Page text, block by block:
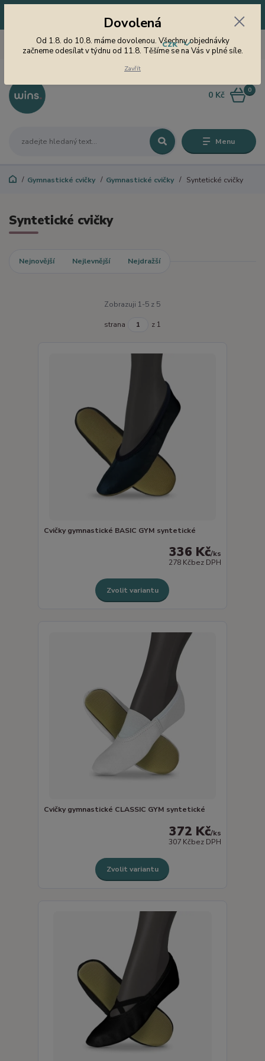
začneme odesílat v týdnu od 11.8. Těšíme se na Vás v plné síle.
Menu
CZK
605 747 185
Jsme tu pro Vás od 9 do 15
hodin
0
0 Kč
Gymnastické cvičky Gymnastické cvičky Syntetické cvičky
Syntetické cvičky
Nejnovější Nejlevnější Nejdražší
Zobrazuji 1-5 z 5
strana z 1
Cvičky gymnastické BASIC GYM syntetické
336 Kč/ks
278 Kčbez DPH
Zvolit variantu
Cvičky gymnastické CLASSIC GYM syntetické
372 Kč/ks
307 Kčbez DPH
Zvolit variantu
Dovolená
Od 1.8. do 10.8. máme dovolenou. Všechny objednávky
začneme odesílat v týdnu od 11.8. Těšíme se na Vás v plné síle.
Zavřít